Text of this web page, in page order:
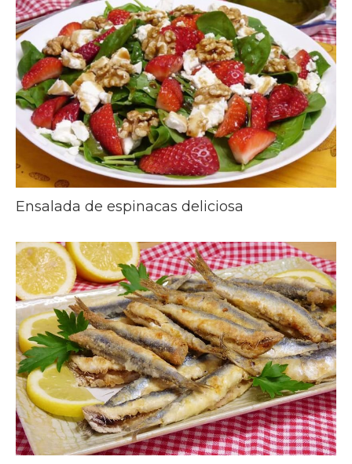
Ensalada de espinacas deliciosa